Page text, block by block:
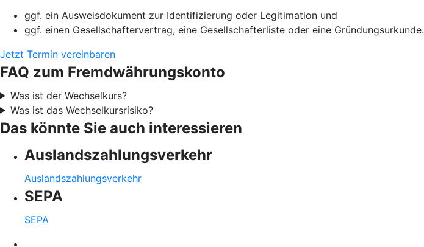
ggf. ein Ausweisdokument zur Identifizierung oder Legitimation und
ggf. einen Gesellschaftervertrag, eine Gesellschafterliste oder eine Gründungsurkunde.
Jetzt Termin vereinbaren
FAQ zum Fremdwährungskonto
Was ist der Wechselkurs?
Was ist das Wechselkursrisiko?
Das könnte Sie auch interessieren
Auslandszahlungsverkehr
Auslandszahlungsverkehr
SEPA
SEPA